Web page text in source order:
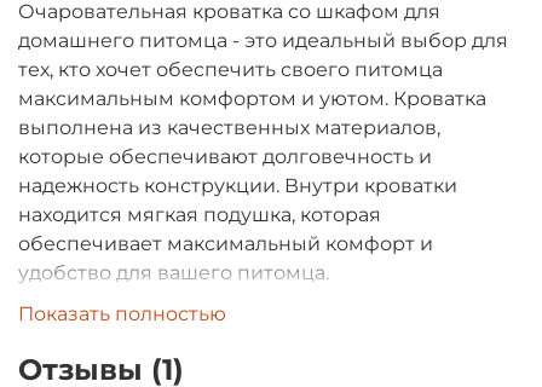
Очаровательная кроватка со шкафом для
домашнего питомца - это идеальный выбор для
тех, кто хочет обеспечить своего питомца
максимальным комфортом и уютом. Кроватка
выполнена из качественных материалов,
которые обеспечивают долговечность и
надежность конструкции. Внутри кроватки
находится мягкая подушка, которая
обеспечивает максимальный комфорт и
удобство для вашего питомца.
Одной из главных особенностей этой кроватки
использоваться для хранения игрушек, корма и
Показать полностью
Отзывы (1)